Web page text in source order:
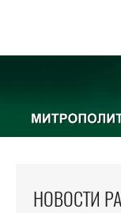
НОВОСТИ